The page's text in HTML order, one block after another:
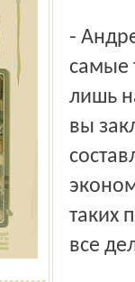
- Андрей Владимирович, удивительно еще вот что. В
самые
лишь
вы
таких
все